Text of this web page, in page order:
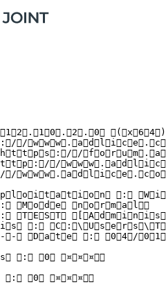
 /
 /
 : 
 M o d e   n o r m a l  
 : 
 -   D a t e   :   0 4 /
 :   0   ¤ ¤ ¤  
 0   ¤ ¤ ¤  